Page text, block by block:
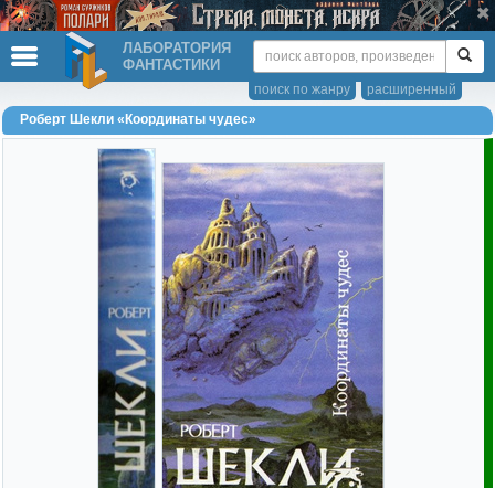
ЛАБОРАТОРИЯ
ФАНТАСТИКИ
расширенный
поиск по жанру
Роберт Шекли «Координаты чудес»